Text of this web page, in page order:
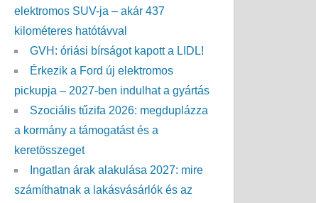
elektromos SUV-ja – akár 437
kilométeres hatótávval
GVH: óriási bírságot kapott a LIDL!
Érkezik a Ford új elektromos
pickupja – 2027-ben indulhat a gyártás
Szociális tűzifa 2026: megduplázza
a kormány a támogatást és a
keretösszeget
Ingatlan árak alakulása 2027: mire
számíthatnak a lakásvásárlók és az